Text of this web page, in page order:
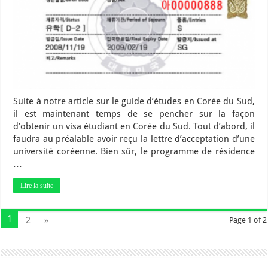
Suite à notre article sur le guide d’études en Corée du Sud,
il est maintenant temps de se pencher sur la façon
d’obtenir un visa étudiant en Corée du Sud. Tout d’abord, il
faudra au préalable avoir reçu la lettre d’acceptation d’une
université coréenne. Bien sûr, le programme de résidence
…
Lire la suite
Page 1 of 2
1 2 »